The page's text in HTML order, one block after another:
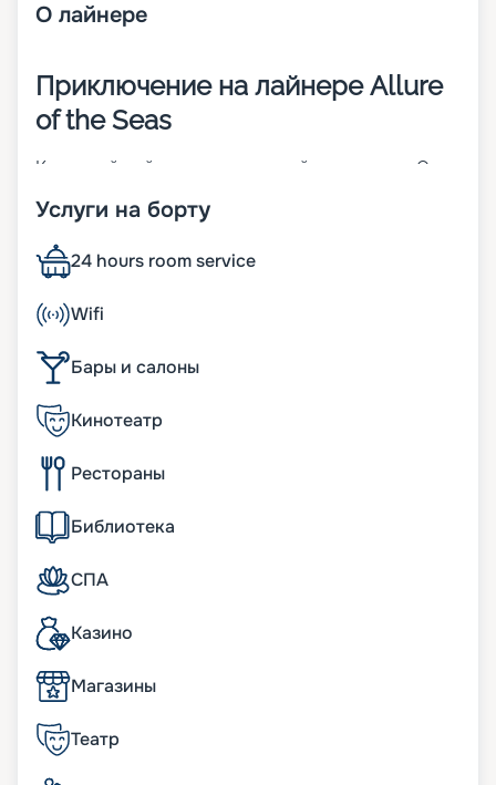
О лайнере
Приключение на лайнере Allure
of the Seas
Круизный лайнер, построенный в 2010 году. Он
частью класса Oasis-class – самого крупного
метра, а ширину 66 метров. В распоряжении
гостей 18 палуб, на которых расположено 2742
каюты с возможным размещением 6780
пассажиров. На борту лайнера есть:
видовыми шоу и акробатическими
выступлениями;
• парк под отрытым небом, где можно увидеть
красивые растения;
• симулятор серфинга для любителей
экстремальных приключений;
понравится проводить время взрослым и детям.
Также множество других развлекательных
мероприятий и услуг.
Развлечения на борту
широкую конструкцию в целых 65 метров. Она
создает просторную площадь для отдыха и
развлечений пассажиров. Например,
«Променад» и «Центральный парк» с живыми
растениями и деревьями.
Услуги на борту
24 hours room service
Wifi
Бары и салоны
Кинотеатр
Рестораны
Библиотека
СПА
Казино
Магазины
Театр